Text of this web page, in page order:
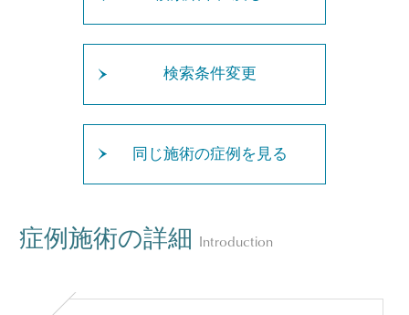
検索条件変更
同じ施術の症例を見る
症例施術の詳細 Introduction